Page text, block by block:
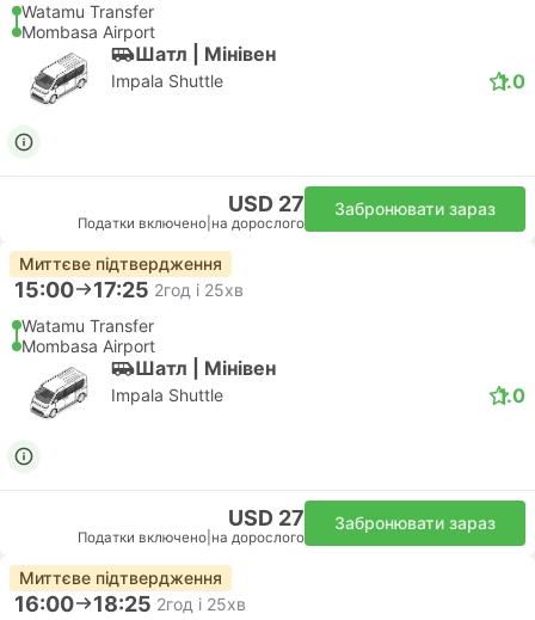
Watamu Transfer
Mombasa Airport
Шатл | Мiнiвен
Impala Shuttle 1.0
USD 27
Податки включено на дорослого
Забронювати зараз
Миттєве підтвердження
15:00 17:25 2год і 25хв
Watamu Transfer
Mombasa Airport
Шатл | Мiнiвен
Impala Shuttle 1.0
USD 27
Податки включено на дорослого
Забронювати зараз
Миттєве підтвердження
16:00 18:25 2год і 25хв